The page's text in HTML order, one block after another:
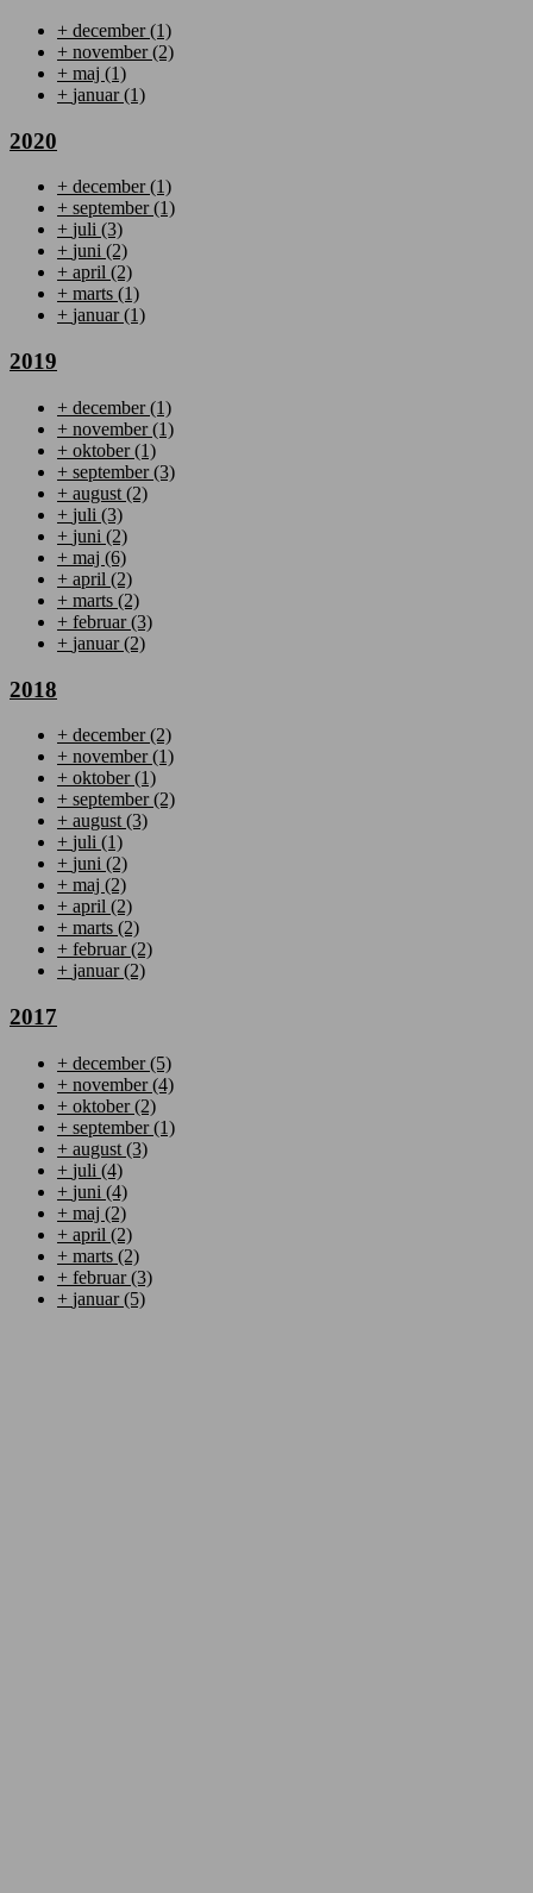
+ december(1)
+ november(2)
+ maj (1)
+ januar(1)
2020
+ december(1)
+ september(1)
+ juli (3)
+ juni (2)
+ april (2)
+ marts (1)
+ januar(1)
2019
+ december(1)
+ november(1)
+ oktober(1)
+ september(3)
+ august (2)
+ juli (3)
+ juni (2)
+ maj (6)
+ april (2)
+ marts (2)
+ februar(3)
+ januar(2)
2018
+ december(2)
+ november(1)
+ oktober(1)
+ september(2)
+ august (3)
+ juli (1)
+ juni (2)
+ maj (2)
+ april (2)
+ marts (2)
+ februar(2)
+ januar(2)
2017
+ december(5)
+ november(4)
+ oktober(2)
+ september(1)
+ august (3)
+ juli (4)
+ juni (4)
+ maj (2)
+ april (2)
+ marts (2)
+ februar(3)
+ januar(5)